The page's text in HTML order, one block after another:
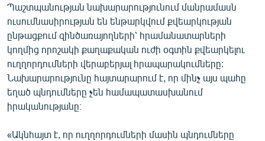
ԱՐԽԻՎ
ՏԵՍԱՆՅՈՒԹԵՐ
ԲԱՆԱՎԵՃ
ՁԳՏԵԼՈՎ ԼԱՎԱԳՈՒՅՆԻՆ
ՓՈԴՔԱՍԹ
Պաշտպանության նախարարությունում մանրամասն
ուսումնասիրության են ենթարկվում քվեարկության
ընթացքում զինծառայողների՝ հրամանատարների
կողմից որոշակի քաղաքական ուժի օգտին քվեարկելու
ուղղորդումների վերաբերյալ հրապարակումները:
Նախարարությունը հայտարարում է, որ մինչ այս պահը
եղած պնդումները չեն համապատասխանում
իրականությանը։
«Ակնհայտ է, որ ուղղորդումների մասին պնդումները